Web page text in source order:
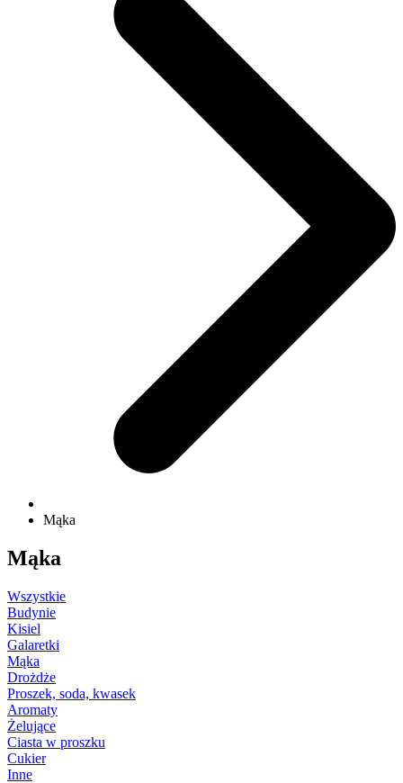
Mąka
Mąka
Wszystkie
Budynie
Kisiel
Galaretki
Mąka
Drożdże
Proszek, soda, kwasek
Aromaty
Żelujące
Ciasta w proszku
Cukier
Inne